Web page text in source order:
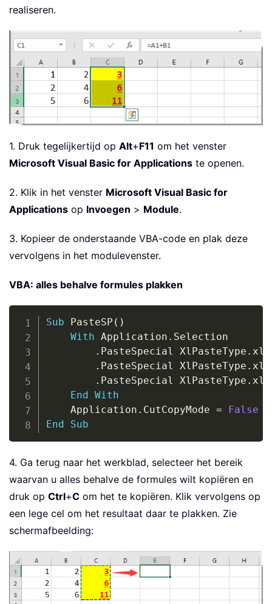
realiseren.
1. Druk tegelijkertijd op Alt+F11 om het venster
Microsoft Visual Basic for Applications te openen.
2. Klik in het venster Microsoft Visual Basic for
Applications op Invoegen > Module.
3. Kopieer de onderstaande VBA-code en plak deze
vervolgens in het modulevenster.
VBA: alles behalve formules plakken
Sub PasteSP ( )
With Application . Selection
. PasteSpecial XlPasteType .
. PasteSpecial XlPasteType .
. PasteSpecial XlPasteType .
End With
	Application
. CutCopyMode =
False
End
Sub
4. Ga terug naar het werkblad, selecteer het bereik
waarvan u alles behalve de formules wilt kopiëren en
druk op Ctrl+C om het te kopiëren. Klik vervolgens op
een lege cel om het resultaat daar te plakken. Zie
schermafbeelding: